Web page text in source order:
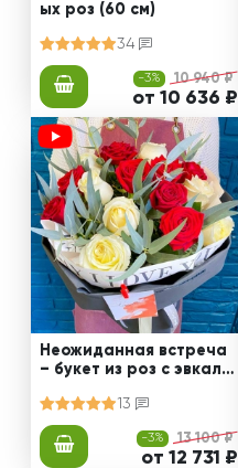
ых роз (60 см)
34
-3% 10 940 ₽
от 10 636 ₽
Неожиданная встреча
– букет из роз с эвкали
13
-3% 13 100 ₽
от 12 731 ₽